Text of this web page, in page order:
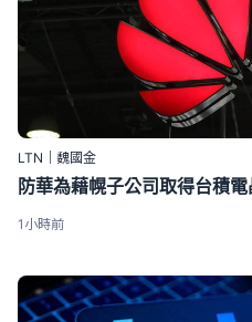
LTN｜魏國金
1小時前